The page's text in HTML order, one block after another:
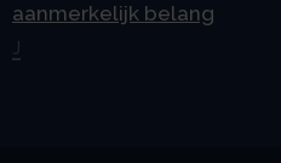
aanmerkelijk belang